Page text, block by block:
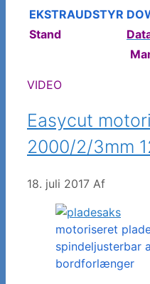
EKSTRAUDSTYR
Stand
VIDEO
Easycut
2000/2/3mm
18. juli 2017 Af
motoriseret
spindeljusterbar
bordforlænger